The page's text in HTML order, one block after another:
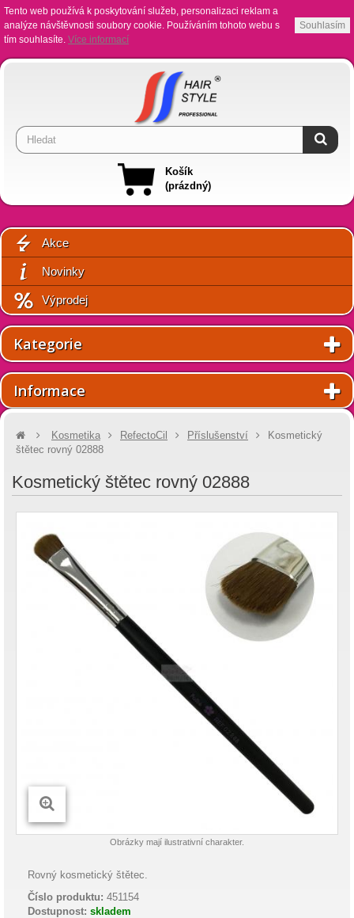
Tento web používá k poskytování služeb, personalizaci reklam a
analýze návštěvnosti soubory cookie. Používáním tohoto webu s
tím souhlasíte. Více informací
Souhlasím
Košík
(prázdný)
Akce
Novinky
Výprodej
Kategorie
Informace
Kosmetika RefectoCil Příslušenství
Kosmetický
štětec rovný 02888
Kosmetický štětec rovný 02888
Obrázky mají ilustrativní charakter.
Rovný kosmetický štětec.
Číslo produktu: 451154
Dostupnost: skladem